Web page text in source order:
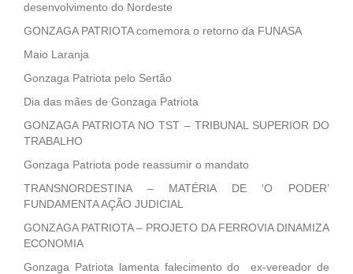
desenvolvimento do Nordeste
GONZAGA PATRIOTA comemora o retorno da FUNASA
Maio Laranja
Gonzaga Patriota pelo Sertão
Dia das mães de Gonzaga Patriota
GONZAGA PATRIOTA NO TST – TRIBUNAL SUPERIOR DO
TRABALHO
Gonzaga Patriota pode reassumir o mandato
TRANSNORDESTINA – MATÉRIA DE ‘O PODER’
FUNDAMENTA AÇÃO JUDICIAL
GONZAGA PATRIOTA – PROJETO DA FERROVIA DINAMIZA
ECONOMIA
Gonzaga Patriota lamenta falecimento do ex-vereador de